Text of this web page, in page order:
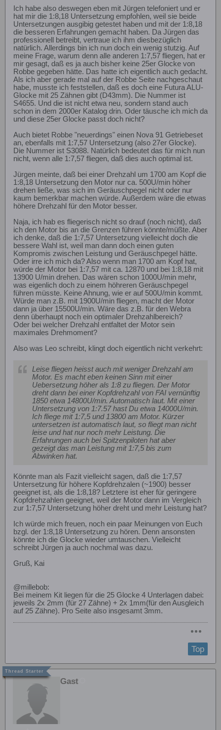
Ich habe also deswegen eben mit Jürgen telefoniert und er
hat mir die 1:8,18 Untersetzung empfohlen, weil sie beide
Untersetzungen ausgibig getestet haben und mit der 1:8,18
die besseren Erfahrungen gemacht haben. Da Jürgen das
professionell betreibt, vertraue ich ihm diesbezüglich
natürlich. Allerdings bin ich nun doch ein wenig stutzig. Auf
meine Frage, warum denn alle anderen 1:7,57 fliegen, hat er
mir gesagt, daß es ja auch bisher keine 25er Glocke von
Robbe gegeben hätte. Das hatte ich eigentlich auch gedacht.
Als ich aber gerade mal auf der Robbe Seite nachgeschaut
habe, musste ich feststellen, daß es doch eine Futura ALU-
Glocke mit 25 Zähnen gibt (D43mm). Die Nummer ist
S4655. Und die ist nicht etwa neu, sondern stand auch
schon in dem 2000er Katalog drin. Oder täusche ich mich da
und diese 25er Glocke passt doch nicht?
Auch bietet Robbe "neuerdings" einen Nova 91 Getriebeset
an, ebenfalls mit 1:7,57 Untersetzung (also 27er Glocke).
Die Nummer ist S3088. Natürlich bedeutet das für mich nun
nicht, wenn alle 1:7,57 fliegen, daß dies auch optimal ist.
Jürgen meinte, daß bei einer Drehzahl um 1700 am Kopf die
1:8,18 Untersetzung den Motor nur ca. 500U/min höher
drehen ließe, was sich im Geräuschpegel nicht oder nur
kaum bemerkbar machen würde. Außerdem wäre die etwas
höhere Drehzahl für den Motor besser.
Naja, ich hab es fliegerisch nicht so drauf (noch nicht), daß
ich den Motor bis an die Grenzen führen könnte/müßte. Aber
ich denke, daß die 1:7,57 Untersetzung vielleicht doch die
bessere Wahl ist, weil man dann doch einen guten
Kompromis zwischen Leistung und Geräuschpegel hätte.
Oder irre ich mich da? Also wenn man 1700 am Kopf hat,
würde der Motor bei 1:7,57 mit ca. 12870 und bei 1:8,18 mit
13900 U/min drehen. Das wären schon 1000U/min mehr,
was eigenlich doch zu einem höhreren Geräuschpegel
führen müsste. Keine Ahnung, wie er auf 500U/min kommt.
Würde man z.B. mit 1900U/min fliegen, macht der Motor
dann ja über 15500U/min. Wäre das z.B. für den Webra
denn überhaupt noch ein optimaler Drehzahlbereich?
Oder bei welcher Drehzahl entfaltet der Motor sein
maximales Drehmoment?
Also was Leo schreibt, klingt doch eigentlich nicht verkehrt:
Leise fliegen heisst auch mit weniger Drehzahl am
Motor. Es macht eben keinen Sinn mit einer
Uebersetzung höher als 1:8 zu fliegen. Der Motor
dreht dann bei einer Kopfdrehzahl von FAI vernünftig
1850 etwa 14800U/min. Automatisch laut. Mit einer
Untersetzung von 1:7.57 hast Du etwa 14000U/min.
Ich fliege mit 1:7,5 und 13800 am Motor. Kürzer
untersetzen ist automatisch laut, so fliegt man nicht
leise und hat nur noch mehr Leistung. Die
Erfahrungen auch bei Spitzenpiloten hat aber
gezeigt das man Leistung mit 1:7,5 bis zum
Abwinken hat.
Könnte man als Fazit vielleicht sagen, daß die 1:7,57
Untersetzung für höhere Kopfdrehzalen (~1900) besser
geeignet ist, als die 1:8,18? Letztere ist eher für geringere
Kopfdrehzahlen geeignet, weil der Motor dann im Vergleich
zur 1:7,57 Untersetzung höher dreht und mehr Leistung hat?
Ich würde mich freuen, noch ein paar Meinungen von Euch
bzgl. der 1:8,18 Untersetzung zu hören. Denn ansonsten
könnte ich die Glocke wieder umtauschen. Vielleicht
schreibt Jürgen ja auch nochmal was dazu.
Gruß, Kai
@millebob:
Bei meinem Kit liegen für die 25 Glocke 4 Unterlagen dabei:
jeweils 2x 2mm (für 27 Zähne) + 2x 1mm(für den Ausgleich
auf 25 Zähne). Pro Seite also insgesamt 3mm.
Top
Gast